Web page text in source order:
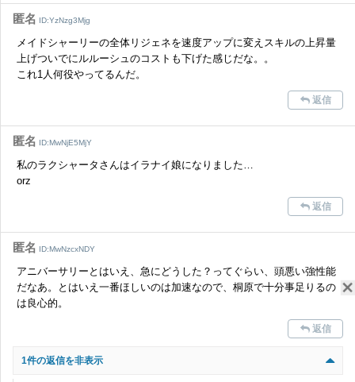
匿名 ID:YzNzg3Mjg
メイドシャーリーの全体リジェネを速度アップに変えスキルの上昇量
上げついでにルルーシュのコストも下げた感じだな。。
これ1人何役やってるんだ。
返信
匿名 ID:MwNjE5MjY
私のラクシャータさんはイラナイ娘になりました…
orz
返信
匿名 ID:MwNzcxNDY
アニバーサリーとはいえ、急にどうした？ってぐらい、頭悪い強性能
だなあ。とはいえ一番ほしいのは加速なので、桐原で十分事足りるの
は良心的。
返信
1件の返信を非表示